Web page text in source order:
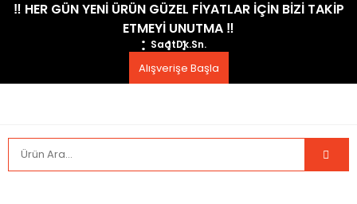
​‼️​ HER GÜN YENİ ÜRÜN GÜZEL FİYATLAR İÇİN BİZİ TAKİP
ETMEYİ UNUTMA ​‼️​
SaatDk.Sn.
Alışverişe Başla